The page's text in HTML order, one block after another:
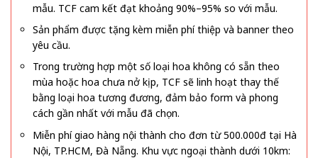
mẫu. TCF cam kết đạt khoảng 90%–95% so với mẫu.
Sản phẩm được tặng kèm miễn phí thiệp và banner theo
yêu cầu.
Trong trường hợp một số loại hoa không có sẵn theo
mùa hoặc hoa chưa nở kịp, TCF sẽ linh hoạt thay thế
bằng loại hoa tương đương, đảm bảo form và phong
cách gần nhất với mẫu đã chọn.
Miễn phí giao hàng nội thành cho đơn từ 500.000đ tại Hà
Nội, TP.HCM, Đà Nẵng. Khu vực ngoại thành dưới 10km: